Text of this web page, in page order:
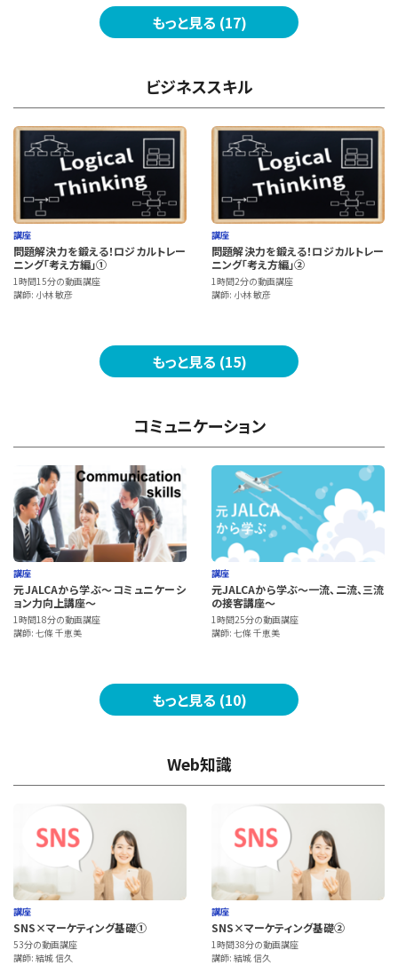
もっと見る (17)
ビジネススキル
講座
問題解決力を鍛える！ロジカルトレー
ニング「考え方編」①
1時間15分の動画講座
講師: 小林 敏彦
講座
問題解決力を鍛える！ロジカルトレー
ニング「考え方編」②
1時間2分の動画講座
講師: 小林 敏彦
もっと見る (15)
コミュニケーション
講座
元JALCAから学ぶ～コミュニケーシ
ョン力向上講座～
1時間18分の動画講座
講師: 七條 千恵美
講座
元JALCAから学ぶ～一流、二流、三流
の接客講座～
1時間25分の動画講座
講師: 七條 千恵美
もっと見る (10)
Web知識
講座
SNS×マーケティング基礎①
53分の動画講座
講師: 結城 信久
講座
SNS×マーケティング基礎②
1時間38分の動画講座
講師: 結城 信久